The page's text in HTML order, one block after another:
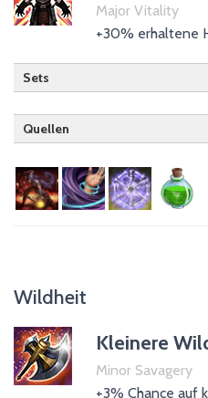
Trank der
Major Vitality
+30% erhaltene
Sets
Quellen
Zauberer
Wildheit
Kleinere
Minor Savagery
+3% Chance auf